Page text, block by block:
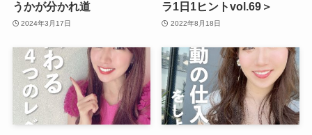
うかが分かれ道
2024年3月17日
ラ1日1ヒントvol.69＞
2022年8月18日